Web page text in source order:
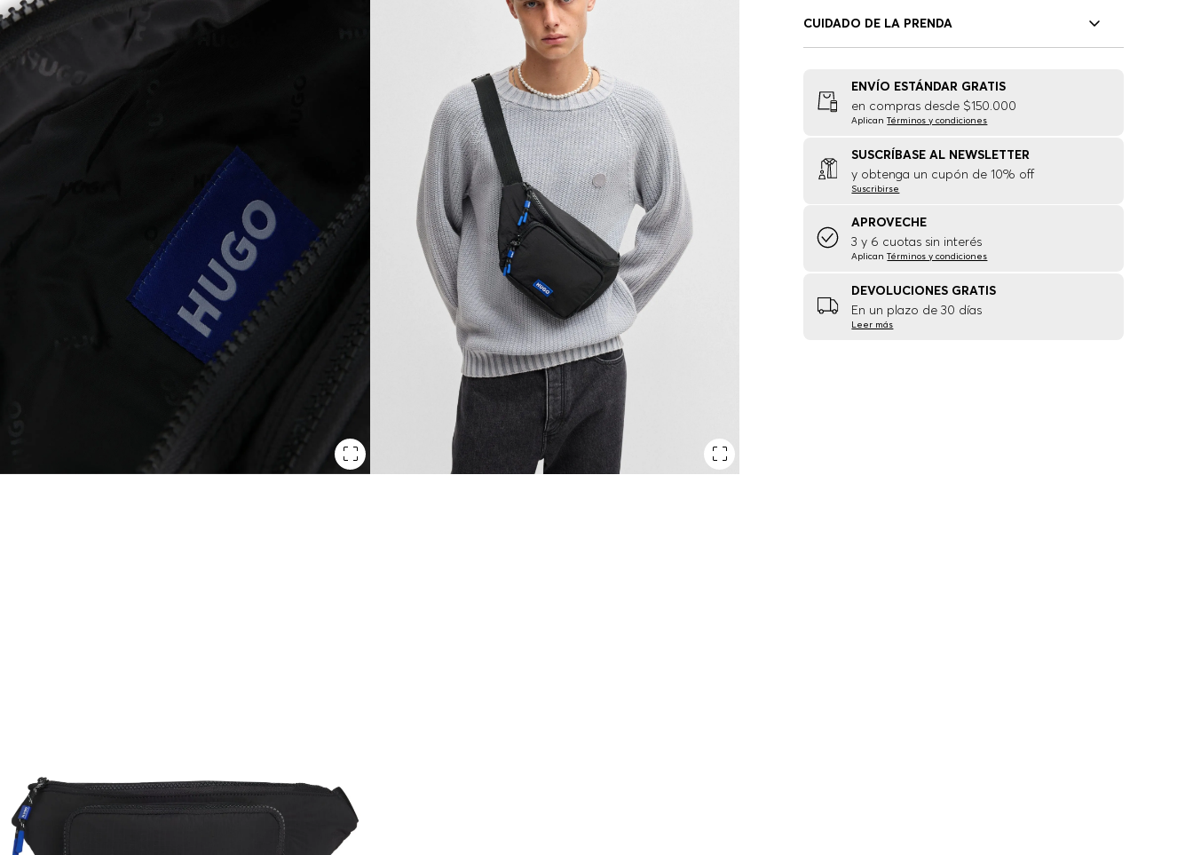
CUIDADO DE LA PRENDA
ENVÍO ESTÁNDAR GRATIS
en compras desde $150.000
AplicanTérminos y condiciones
SUSCRÍBASE AL NEWSLETTER
y obtenga un cupón de 10% off
Suscribirse
APROVECHE
3 y 6 cuotas sin interés
AplicanTérminos y condiciones
DEVOLUCIONES GRATIS
En un plazo de 30 días
Leer más